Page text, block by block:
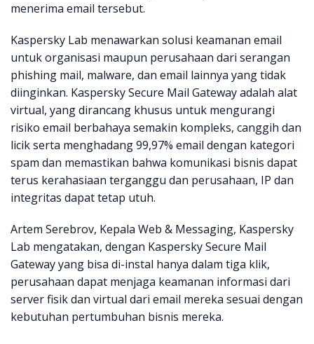
menerima email tersebut.
Kaspersky Lab menawarkan solusi keamanan email
untuk organisasi maupun perusahaan dari serangan
phishing mail, malware, dan email lainnya yang tidak
diinginkan. Kaspersky Secure Mail Gateway adalah alat
virtual, yang dirancang khusus untuk mengurangi
risiko email berbahaya semakin kompleks, canggih dan
licik serta menghadang 99,97% email dengan kategori
spam dan memastikan bahwa komunikasi bisnis dapat
terus kerahasiaan terganggu dan perusahaan, IP dan
integritas dapat tetap utuh.
Artem Serebrov, Kepala Web & Messaging, Kaspersky
Lab mengatakan, dengan Kaspersky Secure Mail
Gateway yang bisa di-instal hanya dalam tiga klik,
perusahaan dapat menjaga keamanan informasi dari
server fisik dan virtual dari email mereka sesuai dengan
kebutuhan pertumbuhan bisnis mereka.